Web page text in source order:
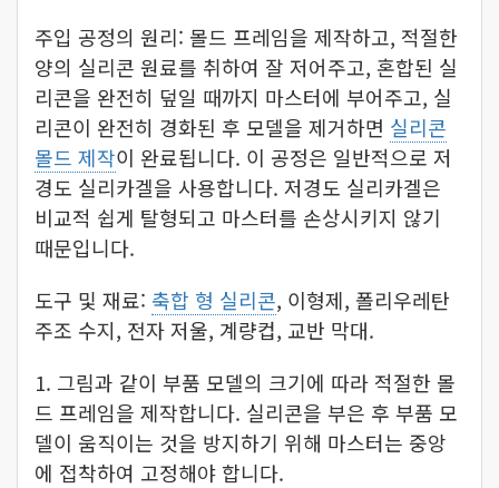
주입 공정의 원리: 몰드 프레임을 제작하고, 적절한
양의 실리콘 원료를 취하여 잘 저어주고, 혼합된 실
리콘을 완전히 덮일 때까지 마스터에 부어주고, 실
리콘이 완전히 경화된 후 모델을 제거하면 실리콘
몰드 제작이 완료됩니다. 이 공정은 일반적으로 저
경도 실리카겔을 사용합니다. 저경도 실리카겔은
비교적 쉽게 탈형되고 마스터를 손상시키지 않기
때문입니다.
도구 및 재료: 축합 형 실리콘, 이형제, 폴리우레탄
주조 수지, 전자 저울, 계량컵, 교반 막대.
1. 그림과 같이 부품 모델의 크기에 따라 적절한 몰
드 프레임을 제작합니다. 실리콘을 부은 후 부품 모
델이 움직이는 것을 방지하기 위해 마스터는 중앙
에 접착하여 고정해야 합니다.